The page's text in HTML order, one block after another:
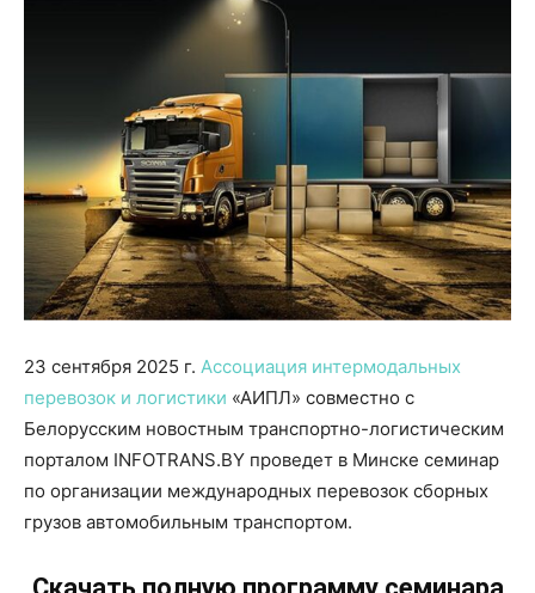
23 сентября 2025 г. Ассоциация интермодальных
перевозок и логистики «АИПЛ» совместно с
Белорусским новостным транспортно-логистическим
порталом INFOTRANS.BY проведет в Минске семинар
по организации международных перевозок сборных
грузов автомобильным транспортом.